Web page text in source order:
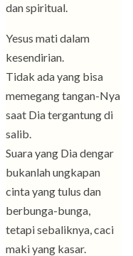
dan spiritual.
Yesus mati dalam
kesendirian.
Tidak ada yang bisa
memegang tangan-Nya
saat Dia tergantung di
salib.
Suara yang Dia dengar
bukanlah ungkapan
cinta yang tulus dan
berbunga-bunga,
tetapi sebaliknya, caci
maki yang kasar.